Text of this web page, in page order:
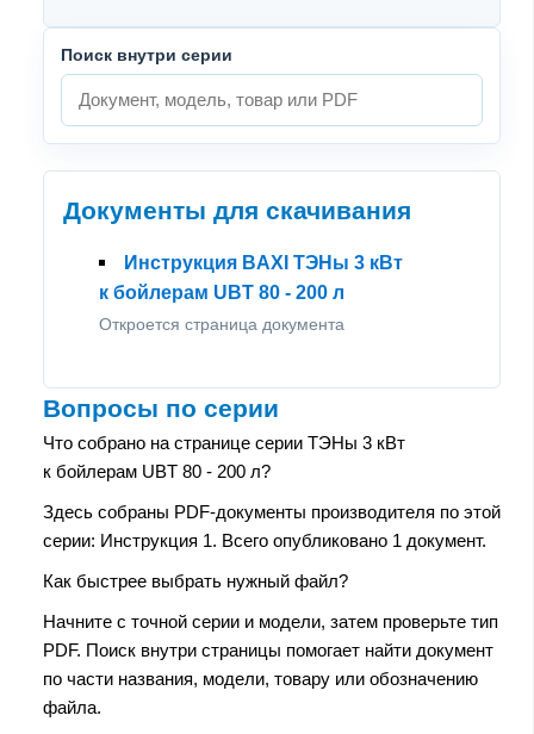
Поиск внутри серии
Документы для скачивания
Инструкция BAXI ТЭНы 3 кВт
к бойлерам UBT 80 - 200 л
Откроется страница документа
Вопросы по серии
Что собрано на странице серии ТЭНы 3 кВт
к бойлерам UBT 80 - 200 л?
Здесь собраны PDF-документы производителя по этой
серии: Инструкция 1. Всего опубликовано 1 документ.
Как быстрее выбрать нужный файл?
Начните с точной серии и модели, затем проверьте тип
PDF. Поиск внутри страницы помогает найти документ
по части названия, модели, товару или обозначению
файла.